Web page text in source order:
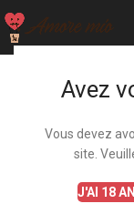
Avez
Vous devez
site.
J'AI 18
EN RUP
TURE